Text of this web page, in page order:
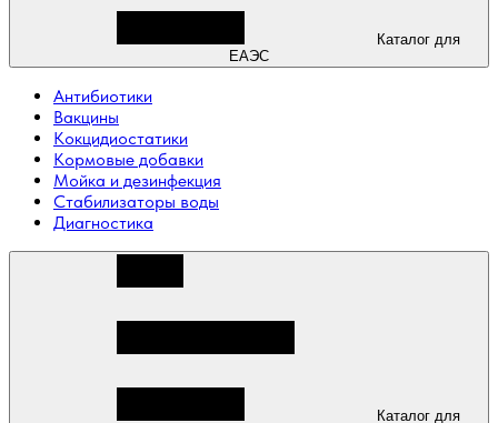
ЕАЭС
Антибиотики
Вакцины
Кокцидиостатики
Кормовые добавки
Мойка и дезинфекция
Стабилизаторы воды
Диагностика